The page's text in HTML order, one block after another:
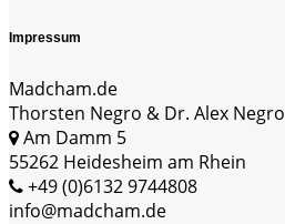
Impressum
Madcham.de
Thorsten Negro & Dr. Alex Negro
Am Damm 5
55262 Heidesheim am Rhein
+49 (0)6132 9744808
info@madcham.de